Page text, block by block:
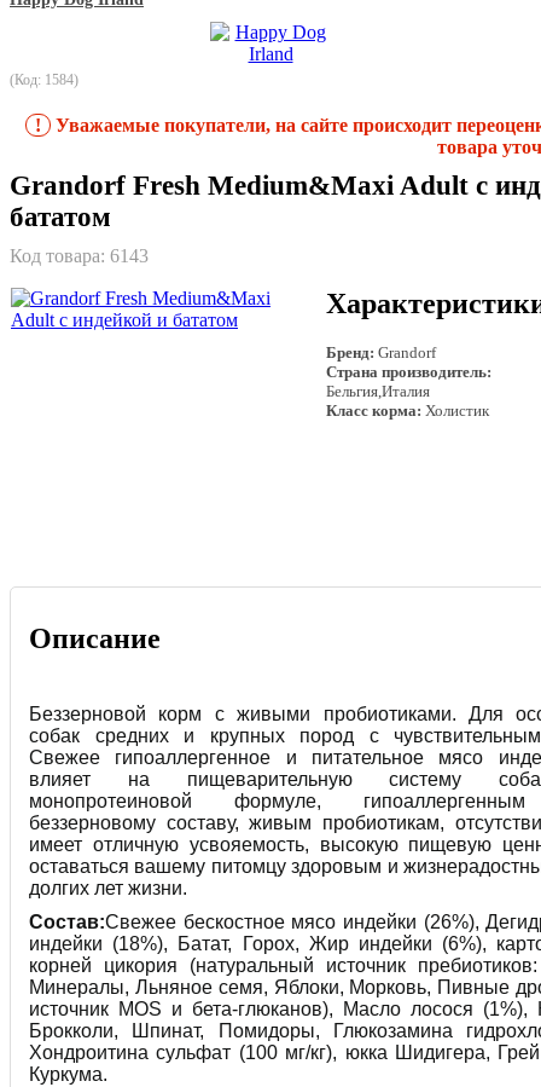
(Код: 1584)
!
Уважаемые покупатели, на сайте происходит
товара
Grandorf Fresh Medium&Maxi Adult с
бататом
Код товара: 6143
Бренд: Grandorf
Страна производитель:
Бельгия,Италия
Класс корма: Холистик
Описание
Беззерновой корм с живыми пробиотиками. Для
собак средних и крупных пород с
Свежее гипоаллергенное и питательное мясо
влияет на пищеварительную систему
монопротеиновой формуле, гипоаллергенным
беззерновому составу, живым пробиотикам,
имеет отличную усвояемость, высокую пищевую
оставаться вашему питомцу здоровым и
долгих лет жизни.
Состав:Свежее бескостное мясо индейки (26%),
индейки (18%), Батат, Горох, Жир индейки (6%),
корней цикория (натуральный источник
Минералы, Льняное семя, Яблоки, Морковь, Пивные
источник MOS и бета-глюканов), Масло лосося (1%),
Брокколи, Шпинат, Помидоры, Глюкозамина
Хондроитина сульфат (100 мг/кг), юкка Шидигера,
Куркума.